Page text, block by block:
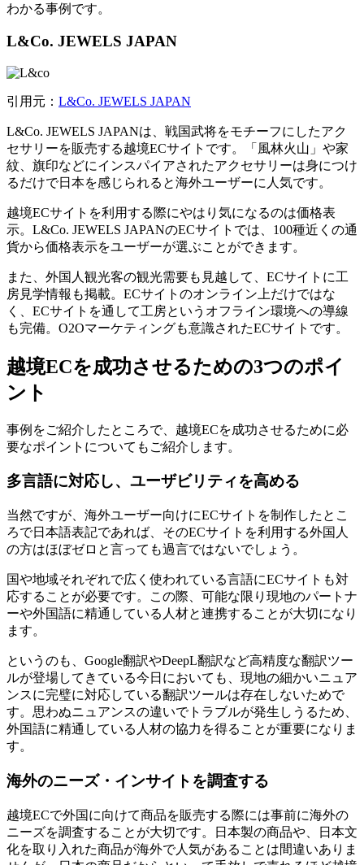
わかる事例です。
L&Co. JEWELS JAPAN
引用元： L&Co. JEWELS JAPAN
L&Co. JEWELS JAPANは、戦国武将をモチーフにしたアク
セサリーを販売する越境ECサイトです。「風林火山」や家
紋、旗印などにインスパイアされたアクセサリーは身につけ
るだけで日本を感じられると海外ユーザーに人気です。
越境ECサイトを利用する際にやはり気になるのは価格表
示。L&Co. JEWELS JAPANのECサイトでは、100種近くの通
貨から価格表示をユーザーが選ぶことができます。
また、外国人観光客の観光需要も見越して、ECサイトに工
房見学情報も掲載。ECサイトのオンライン上だけではな
く、ECサイトを通して工房というオフライン環境への導線
も完備。O2Oマーケティングも意識されたECサイトです。
越境ECを成功させるための3つのポイ
ント
事例をご紹介したところで、越境ECを成功させるために必
要なポイントについてもご紹介します。
多言語に対応し、ユーザビリティを高める
当然ですが、海外ユーザー向けにECサイトを制作したとこ
ろで日本語表記であれば、そのECサイトを利用する外国人
の方はほぼゼロと言っても過言ではないでしょう。
国や地域それぞれで広く使われている言語にECサイトも対
応することが必要です。この際、可能な限り現地のパートナ
ーや外国語に精通している人材と連携することが大切になり
ます。
というのも、Google翻訳やDeepL翻訳など高精度な翻訳ツー
ルが登場してきている今日においても、現地の細かいニュア
ンスに完璧に対応している翻訳ツールは存在しないためで
す。思わぬニュアンスの違いでトラブルが発生しうるため、
外国語に精通している人材の協力を得ることが重要になりま
す。
海外のニーズ・インサイトを調査する
越境ECで外国に向けて商品を販売する際には事前に海外の
ニーズを調査することが大切です。日本製の商品や、日本文
化を取り入れた商品が海外で人気があることは間違いありま